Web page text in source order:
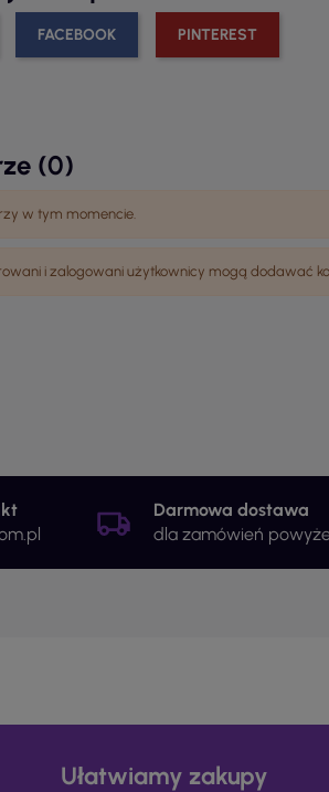
FACEBOOK PINTEREST
(0)
w tym momencie.
i zalogowani użytkownicy mogą dodawać
Darmowa dostawa
dla zamówień
Ułatwiamy zakupy